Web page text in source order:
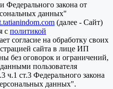
Федерального закона от
данных"
(далее - Сайт)
с политикой
согласие на обработку своих
сайта в лице ИП
без оговорок и ограничений,
пользователя
ч.1 ст.3 Федерального закона
данных".